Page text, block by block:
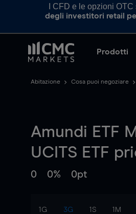
I CFD e le opzioni
degli investitori retail
Prodotti
Abitazione Cosa puoi negoziare
Amundi ETF
UCITS ETF
0 0% 0pt
1G 3G 1S 1M